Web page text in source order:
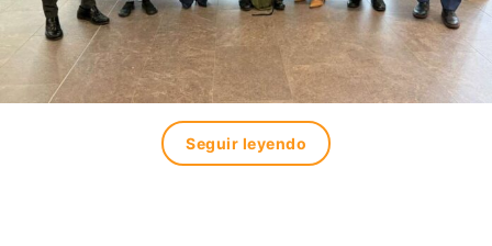
Seguir leyendo